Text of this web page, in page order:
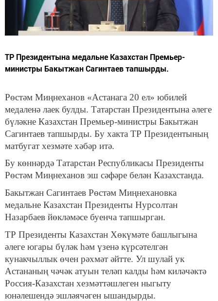
ТР Президентына медальне Казахстан Премьер-
министры Бакытжан Сагинтаев тапшырды.
Рөстәм Миңнеханов «Астанага 20 ел» юбилей
медаленә лаек булды. Татарстан Президентына әлеге
бүләкне Казахстан Премьер-министры Бакытжан
Сагинтаев тапшырды. Бу хакта ТР Президентының
матбугат хезмәте хәбәр итә.
Бу көннәрдә Татарстан Республикасы Президенты
Рөстәм Миңнеханов эш сәфәре белән Казахстанда.
Бакытжан Сагинтаев Рөстәм Миңнехановка
медальне Казахстан Президенты Нурсолтан
Назарбаев йөкләмәсе буенча тапшырган.
ТР Президенты Казахстан Хөкүмәте башлыгына
әлеге югары бүләк һәм үзенә күрсәтелгән
кунакчыллык өчен рәхмәт әйтте. Ул шулай ук
Астананың чәчәк атуын теләп калды һәм киләчәктә
Россия-Казахстан хезмәттәшлеген ныгыту
юнәлешендә эшләячәген ышандырды.